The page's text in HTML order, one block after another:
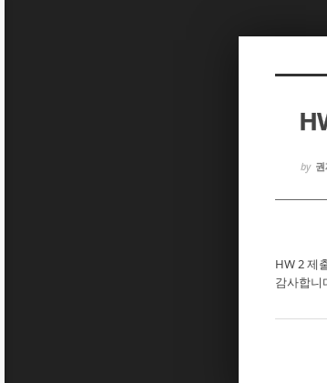
by
HW 2 제
감사합니
Sketchbook5, 스케치북5
Sketchbook5, 스케치북5
Sketchbook5, 스케치북5
Sketchbook5, 스케치북5